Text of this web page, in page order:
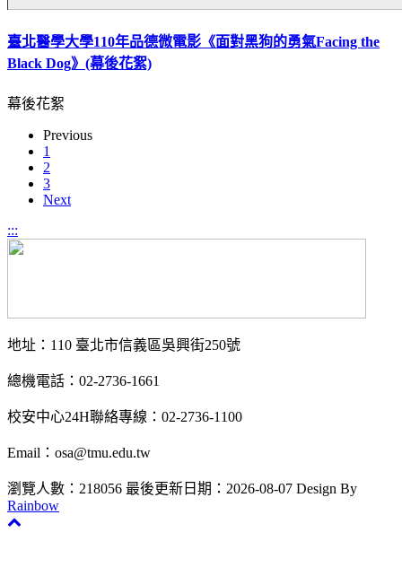
臺北醫學大學110年品德微電影《面對黑狗的勇氣Facing the
Black Dog》(幕後花絮)
幕後花絮
Previous
1
2
3
Next
:::
地址：110 臺北市信義區吳興街250號
總機電話：02-2736-1661
校安中心24H聯絡專線：02-2736-1100
Email：osa@tmu.edu.tw
瀏覽人數：218056 最後更新日期：2026-08-07 Design By
Rainbow